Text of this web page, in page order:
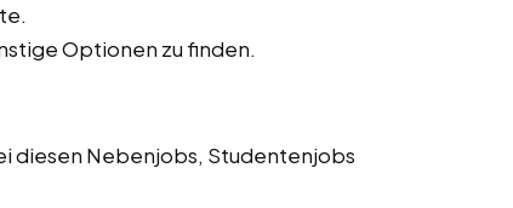
Optionen zu finden.
diesen Nebenjobs, Studentenjobs